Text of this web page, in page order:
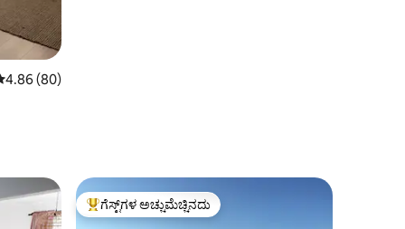
ರಲ್ಲಿ 4.86 ಸರಾಸರಿ ರೇಟಿಂಗ್, 80 ವಿಮರ್ಶೆಗಳು
4.86 (80)
ಗೆಸ್ಟ್‌ಗಳಿಗೆ ಅತಿ ಹೆಚ್ಚು ಅಚ್ಚುಮೆಚ್ಚಿನದು
ಗೆಸ್ಟ್‌ಗಳ ಅಚ್ಚುಮೆಚ್ಚಿನದು